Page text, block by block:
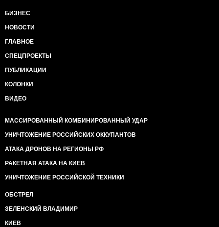
БИЗНЕС
НОВОСТИ
ГЛАВНОЕ
СПЕЦПРОЕКТЫ
ПУБЛИКАЦИИ
КОЛОНКИ
ВИДЕО
МАССИРОВАННЫЙ КОМБИНИРОВАННЫЙ УДАР
УНИЧТОЖЕНИЕ РОССИЙСКИХ ОККУПАНТОВ
АТАКА ДРОНОВ НА РЕГИОНЫ РФ
РАКЕТНАЯ АТАКА НА КИЕВ
УНИЧТОЖЕНИЕ РОССИЙСКОЙ ТЕХНИКИ
ОБСТРЕЛ
ЗЕЛЕНСКИЙ ВЛАДИМИР
КИЕВ